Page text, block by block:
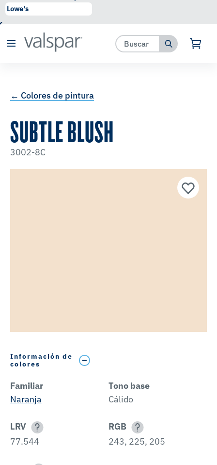
se ha agregado a favoritos.
← Colores de pintura
SUBTLE BLUSH
3002-8C
Información de
colores
Familiar
Naranja
Tono base
Cálido
LRV
77.544
RGB
243, 225, 205